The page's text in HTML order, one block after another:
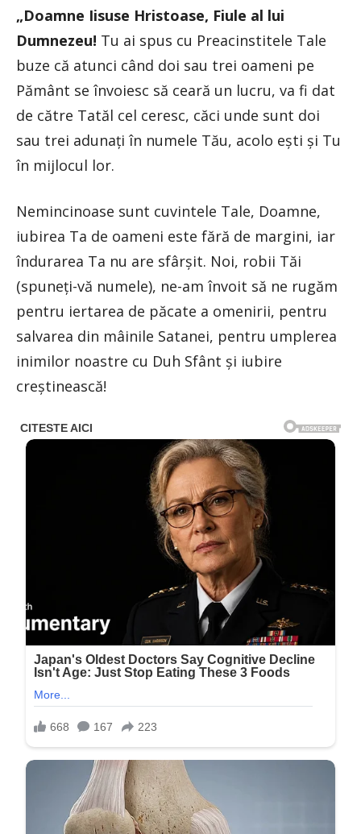
„Doamne Iisuse Hristoase, Fiule al lui
Dumnezeu! Tu ai spus cu Preacinstitele Tale
buze că atunci când doi sau trei oameni pe
Pământ se învoiesc să ceară un lucru, va fi dat
de către Tatăl cel ceresc, căci unde sunt doi
sau trei adunați în numele Tău, acolo ești și Tu
în mijlocul lor.
Nemincinoase sunt cuvintele Tale, Doamne,
iubirea Ta de oameni este fără de margini, iar
îndurarea Ta nu are sfârșit. Noi, robii Tăi
(spuneți-vă numele), ne-am învoit să ne rugăm
pentru iertarea de păcate a omenirii, pentru
salvarea din mâinile Satanei, pentru umplerea
inimilor noastre cu Duh Sfânt și iubire
creștinească!